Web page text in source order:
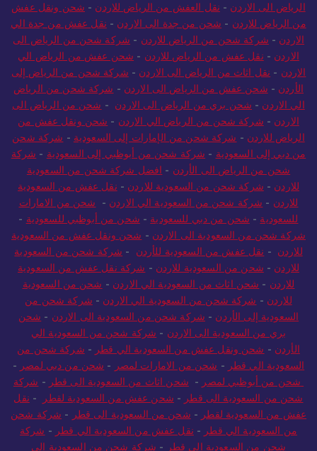
الرياض الى الاردن - نقل العفش من الرياض للاردن - شحن ونقل عفش
من الرياض للاردن - شحن من جدة الى الاردن - نقل عفش من جدة الي
الاردن - شركة شحن من الرياض للاردن - شركة شحن من الرياض الى
الاردن - نقل عفش من الرياض للاردن - شحن عفش من الرياض الي
الاردن - نقل اثاث من الرياض الى الاردن - شركة شحن من الرياض إلى
الأردن - شحن عفش من الرياض الى الاردن - شركة شحن من الرياض
الي الاردن - شحن بري من الرياض الى الاردن - شحن من الرياض الى
الاردن - شركة شحن من الرياض الي الاردن - شحن ونقل عفش من
الرياض للاردن - شركة شحن من الإمارات إلى السعودية - شركة شحن
من دبي إلى السعودية - شركة شحن من أبوظبي إلى السعودية - شركة
شحن من الرياض الى الأردن - افضل شركة شحن من السعودية
للاردن - شركة شحن من السعودية للاردن - نقل عفش من السعودية
للاردن - شركة شحن من السعودية الي الاردن - شحن من الامارات
للسعودية - شحن من دبي للسعودية - شحن من أبوظبي للسعودية -
شركة شحن من السعودية الى الاردن - شحن ونقل عفش من السعودية
للاردن - نقل عفش من السعودية للأردن - شركة شحن من السعودية
للاردن - شحن من السعودية للاردن - شركة نقل عفش من السعودية
للاردن - شحن اثاث من السعودية الي الاردن - شحن من السعودية
للاردن - شركة شحن من السعودية الي الاردن - شركة شحن من
السعودية إلى الأردن - شركة شحن من السعودية الى الاردن - شحن
بري من السعودية الى الاردن - شركة شحن من السعودية الي
الأردن - شحن ونقل عفش من السعودية الي قطر - شركة شحن من
السعودية الي قطر - شحن من الامارات لمصر - شحن من دبي لمصر -
شحن من أبوظبي لمصر - شحن اثاث من السعودية الى قطر - شركة
شحن من السعودية الى قطر - شحن عفش من السعودية لقطر - نقل
عفش من السعودية لقطر - شحن من السعودية الى قطر - شركة شحن
من السعودية الي قطر - نقل عفش من السعودية الي قطر - شركة
شحن من السعودية الي قطر - شركة شحن من السعودية الى